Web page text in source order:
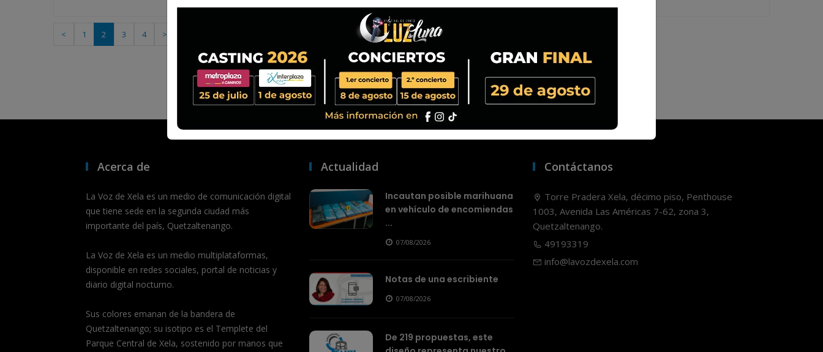
< 1 2 3 4 >
Acerca de
La Voz de Xela es un medio de comunicación digital
que tiene sede en la segunda ciudad más
importante del país, Quetzaltenango.
La Voz de Xela es un medio multiplataformas,
disponible en redes sociales, portal de noticias y
diario digital nocturno.
Sus colores emanan de la bandera de
Quetzaltenango; su isotipo es el Templete del
Parque Central de Xela, sostenido por manos que
Actualidad
Incautan posible marihuana
en vehículo de encomiendas
...
07/08/2026
Notas de una escribiente
07/08/2026
De 219 propuestas, este
Contáctanos
Torre Pradera Xela, décimo piso, Penthouse
1003, Avenida Las Américas 7-62, zona 3,
Quetzaltenango.
49193319
info@lavozdexela.com